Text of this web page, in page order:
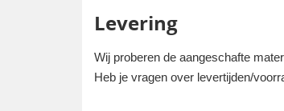
Levering
Wij proberen de aangeschafte
Heb je vragen over levertijden/